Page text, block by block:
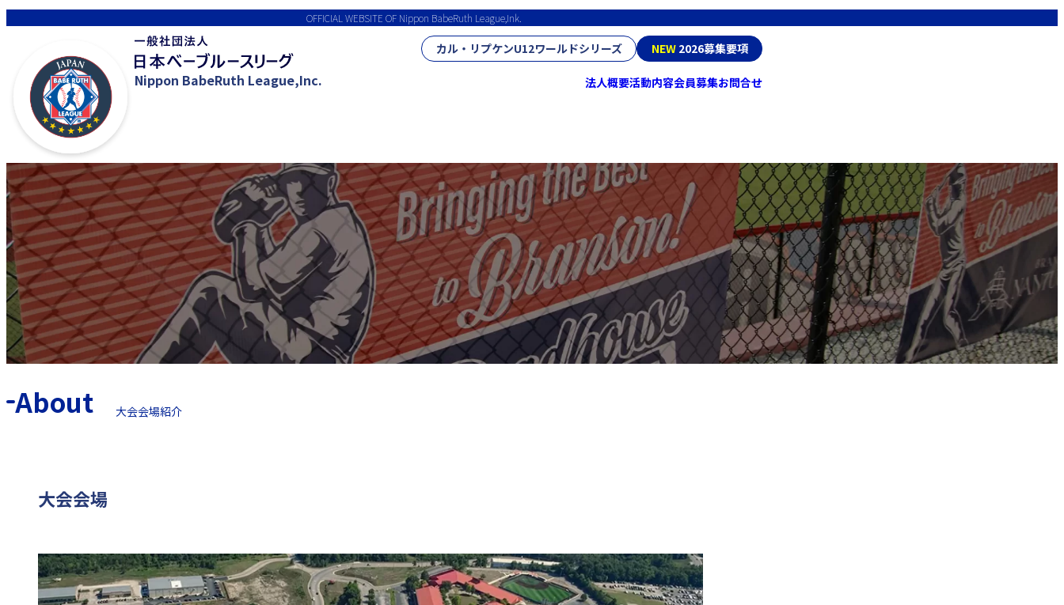
OFFICIAL WEBSITE OF Nippon BabeRuth League,Ink.
Nippon BabeRuth League,Inc.
カル・リプケンU12ワールドシリーズ NEW 2026募集要項
法人概要活動内容会員募集お問合せ
About 大会会場紹介
大会会場